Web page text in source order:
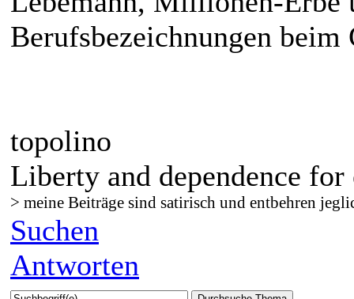
Berufsbezeichnungen beim
topolino
Liberty and dependence for
> meine Beiträge sind satirisch und entbehren
Suchen
Antworten